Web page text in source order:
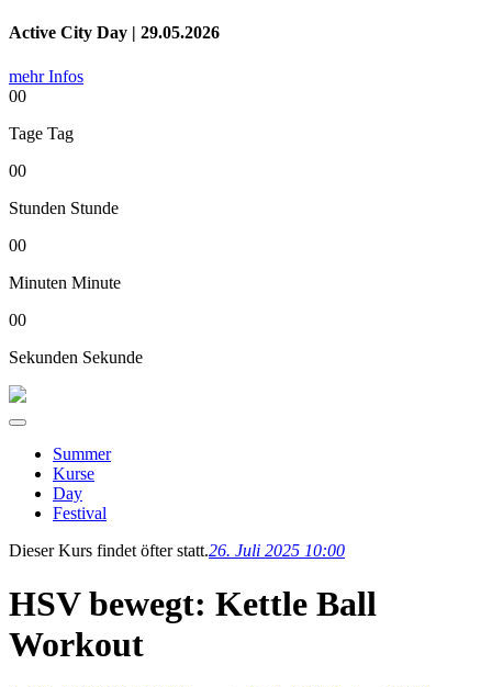
Active City Day | 29.05.2026
mehr Infos
00
Tage Tag
00
Stunden Stunde
00
Minuten Minute
00
Sekunden Sekunde
Summer
Kurse
Day
Festival
Dieser Kurs findet öfter statt.26. Juli 2025 10:00
HSV bewegt: Kettle Ball
Workout